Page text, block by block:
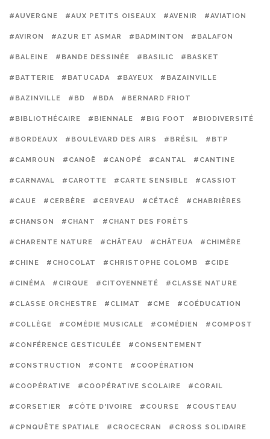
#AUVERGNE #AUX PETITS OISEAUX #AVENIR #AVIATION
#AVIRON #AZUR ET ASMAR #BADMINTON #BALAFON
#BALEINE #BANDE DESSINÉE #BASILIC #BASKET
#BATTERIE #BATUCADA #BAYEUX #BAZAINVILLE
#BAZINVILLE #BD #BDA #BERNARD FRIOT
#BIBLIOTHÉCAIRE #BIENNALE #BIG FOOT #BIODIVERSITÉ
#BORDEAUX #BOULEVARD DES AIRS #BRÉSIL #BTP
#CAMROUN #CANOË #CANOPÉ #CANTAL #CANTINE
#CARNAVAL #CAROTTE #CARTE SENSIBLE #CASSIOT
#CAUE #CERBÈRE #CERVEAU #CÉTACÉ #CHABRIÈRES
#CHANSON #CHANT #CHANT DES FORÊTS
#CHARENTE NATURE #CHÂTEAU #CHÂTEUA #CHIMÈRE
#CHINE #CHOCOLAT #CHRISTOPHE COLOMB #CIDE
#CINÉMA #CIRQUE #CITOYENNETÉ #CLASSE NATURE
#CLASSE ORCHESTRE #CLIMAT #CME #COÉDUCATION
#COLLÈGE #COMÉDIE MUSICALE #COMÉDIEN #COMPOST
#CONFÉRENCE GESTICULÉE #CONSENTEMENT
#CONSTRUCTION #CONTE #COOPÉRATION
#COOPÉRATIVE #COOPÉRATIVE SCOLAIRE #CORAIL
#CORSETIER #CÔTE D'IVOIRE #COURSE #COUSTEAU
#CPNQUÊTE SPATIALE #CROCECRAN #CROSS SOLIDAIRE